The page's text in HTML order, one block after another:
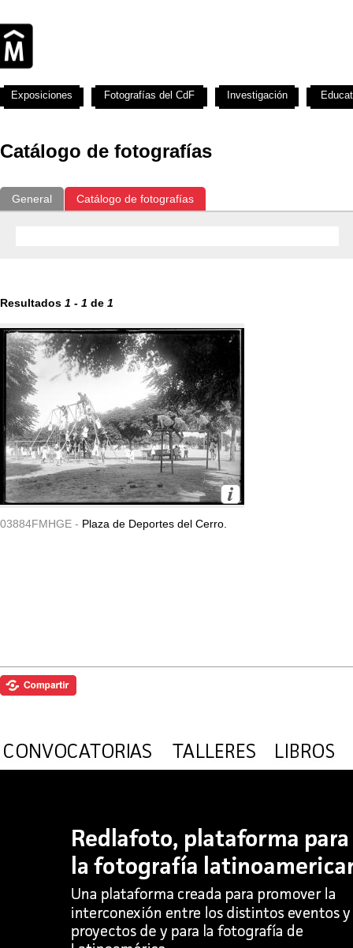
Catálogo de fotografías
General Catálogo de fotografías
Resultados 1 - 1 de 1
03884FMHGE - Plaza de Deportes del Cerro.
Exposiciones Fotografías del CdF Investigación